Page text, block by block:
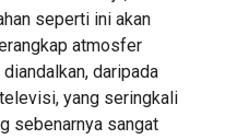
seperti ini akan
atmosfer
daripada
yang seringkali
sebenarnya sangat